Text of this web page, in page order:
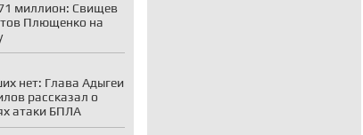
миллион: Свищев
Плющенко на
нет: Глава Адыгеи
рассказал о
атаки БПЛА